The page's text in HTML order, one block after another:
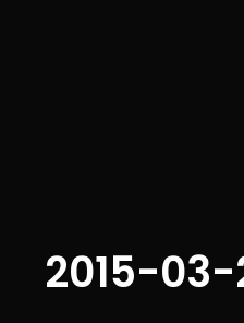
2015-03-